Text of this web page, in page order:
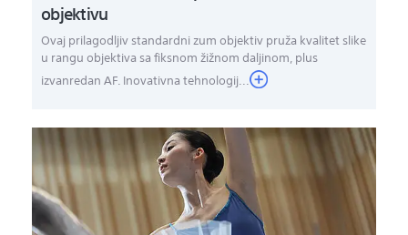
objektivu
Ovaj prilagodljiv standardni zum objektiv pruža kvalitet slike
u rangu objektiva sa fiksnom žižnom daljinom, plus
izvanredan AF. Inovativna tehnologij...